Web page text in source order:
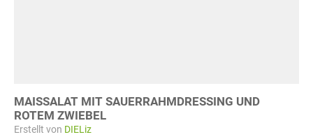
MAISSALAT MIT SAUERRAHMDRESSING UND
ROTEM ZWIEBEL
Erstellt von DIELiz